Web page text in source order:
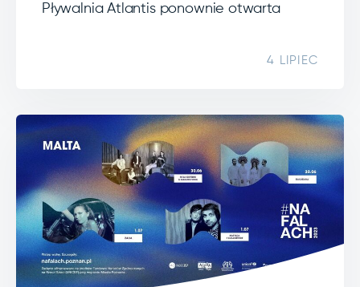
Pływalnia Atlantis ponownie otwarta
4 LIPIEC